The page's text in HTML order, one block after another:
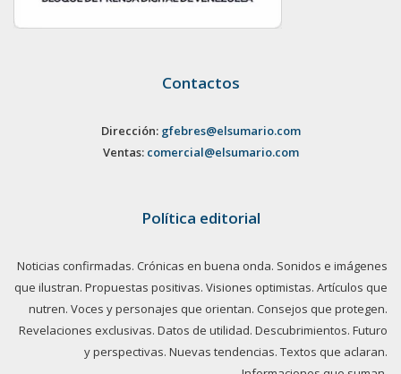
Contactos
Dirección: gfebres@elsumario.com
Ventas: comercial@elsumario.com
Política editorial
Noticias confirmadas. Crónicas en buena onda. Sonidos e imágenes
que ilustran. Propuestas positivas. Visiones optimistas. Artículos que
nutren. Voces y personajes que orientan. Consejos que protegen.
Revelaciones exclusivas. Datos de utilidad. Descubrimientos. Futuro
y perspectivas. Nuevas tendencias. Textos que aclaran.